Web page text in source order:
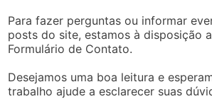
Para fazer perguntas ou informar
posts do site, estamos à disposição
Formulário de Contato.
Desejamos uma boa leitura e
trabalho ajude a esclarecer suas